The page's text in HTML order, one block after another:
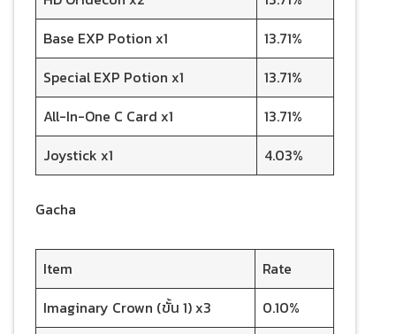
Base EXP Potion x1
13.71%
Special EXP Potion x1
13.71%
All-In-One C Card x1
13.71%
Joystick x1
4.03%
Gacha
Item
Rate
Imaginary Crown (ขั้น 1) x3
0.10%